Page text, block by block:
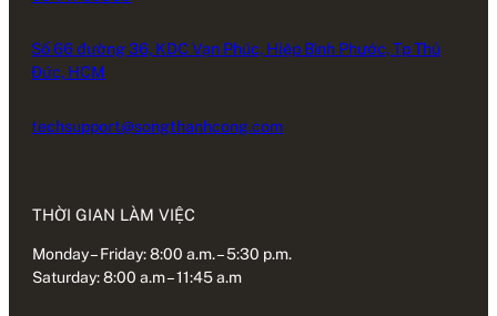
Số 66 đường 36, KDC Vạn Phúc, Hiệp Bình Phước, Tp Thủ
Đức, HCM
techsupport@songthanhcong.com
THỜI GIAN LÀM VIỆC
Monday – Friday: 8:00 a.m. – 5:30 p.m.
Saturday: 8:00 a.m – 11:45 a.m